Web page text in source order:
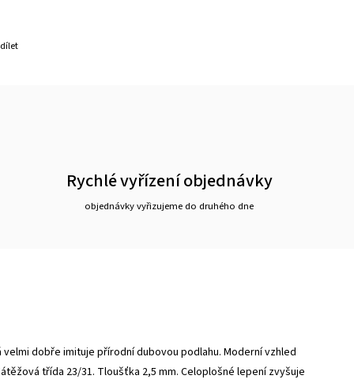
Rychlé vyřízení objednávky
objednávky vyřizujeme do druhého dne
dobře imituje přírodní dubovou podlahu. Moderní vzhled
třída 23/31. Tloušťka 2,5 mm. Celoplošné lepení zvyšuje